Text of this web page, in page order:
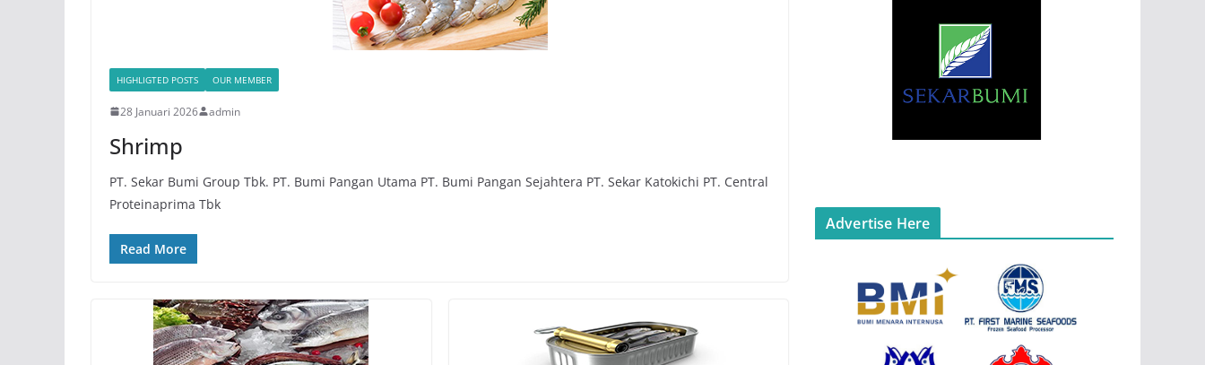
HIGHLIGTED POSTS OUR MEMBER
28 Januari 2026 admin
Shrimp
PT. Sekar Bumi Group Tbk. PT. Bumi Pangan Utama PT. Bumi Pangan Sejahtera PT. Sekar Katokichi PT. Central
Proteinaprima Tbk
Read More
Advertise Here